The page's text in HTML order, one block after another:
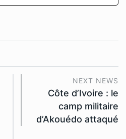
NEXT NEWS
Côte d’Ivoire : le
camp militaire
d’Akouédo attaqué